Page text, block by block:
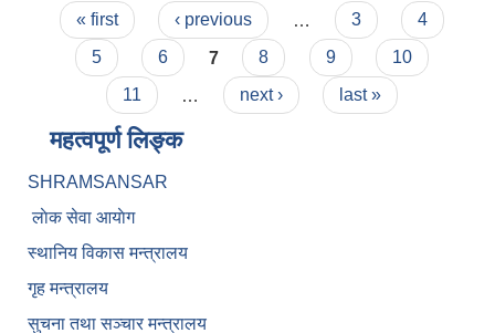
Pages
« first ‹ previous 3
4
5
6 7 8 9
10
11
next › last »
महत्वपूर्ण लिङ्क
SHRAMSANSAR
लाेक सेवा आयाेग
स्थानिय विकास मन्त्रालय
गृह मन्त्रालय
सुचना तथा सञ्चार मन्त्रालय